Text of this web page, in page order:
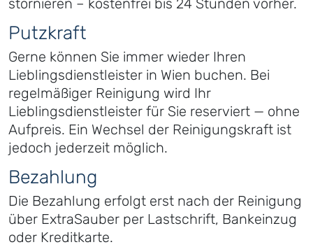
stornieren – kostenfrei bis 24 Stunden vorher.
Putzkraft
Gerne können Sie immer wieder Ihren
Lieblingsdienstleister in Wien buchen. Bei
regelmäßiger Reinigung wird Ihr
Lieblingsdienstleister für Sie reserviert — ohne
Aufpreis. Ein Wechsel der Reinigungskraft ist
jedoch jederzeit möglich.
Bezahlung
Die Bezahlung erfolgt erst nach der Reinigung
über ExtraSauber per Lastschrift, Bankeinzug
oder Kreditkarte.